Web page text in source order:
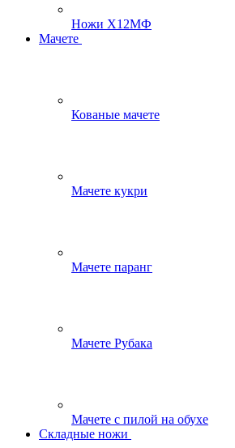
Ножи Х12МФ
Мачете
Кованые мачете
Мачете кукри
Мачете паранг
Мачете Рубака
Мачете с пилой на обухе
Складные ножи